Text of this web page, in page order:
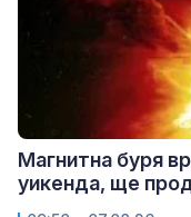
Магнитна буря
уикенда, ще